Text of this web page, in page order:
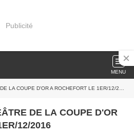
Publicité
MENU
LA COUPE D'OR A ROCHEFORT LE 1ER/12/2016
DE LA COUPE D'OR
12/2016